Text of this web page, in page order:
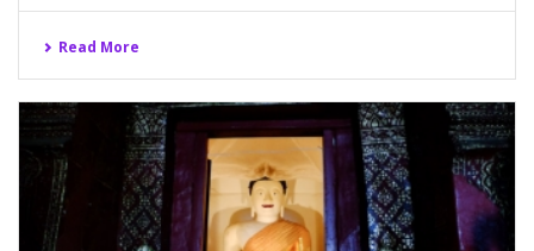
Read More